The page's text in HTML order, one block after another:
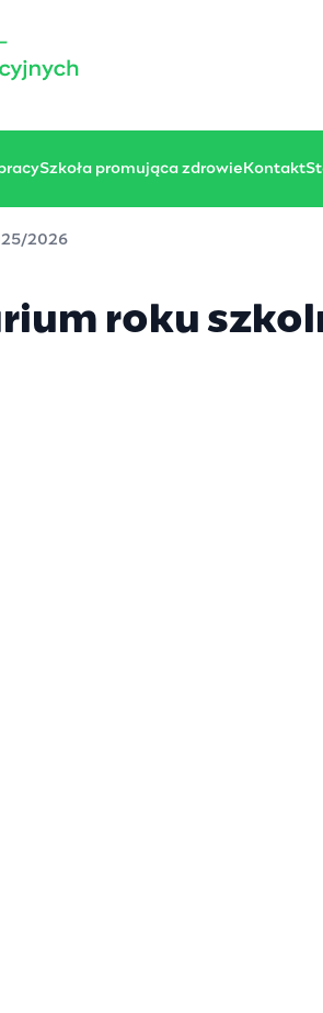
Szkoła promująca zdrowie Kontakt
2026
roku